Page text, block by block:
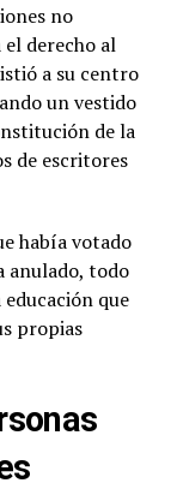
no
derecho al
a su centro
un vestido
de la
de escritores
había votado
anulado, todo
que
propias